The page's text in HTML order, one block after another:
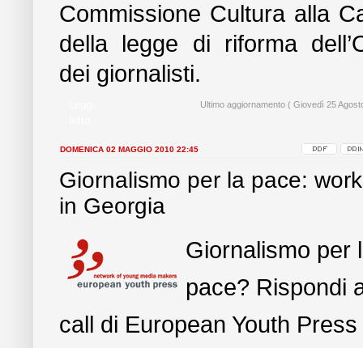
Commissione Cultura alla
della legge di riforma
dei giornalisti.
Ultimo aggiornamento ( Giovedì 25
DOMENICA 02 MAGGIO 2010 22:45
Giornalismo per la pace:
in Georgia
Giornalismo per
pace? Rispondi
call di European Youth